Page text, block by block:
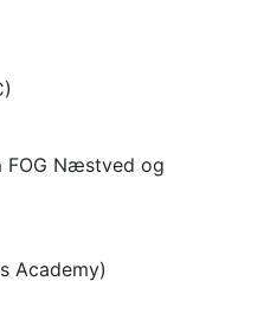
FOG Næstved og
Academy)